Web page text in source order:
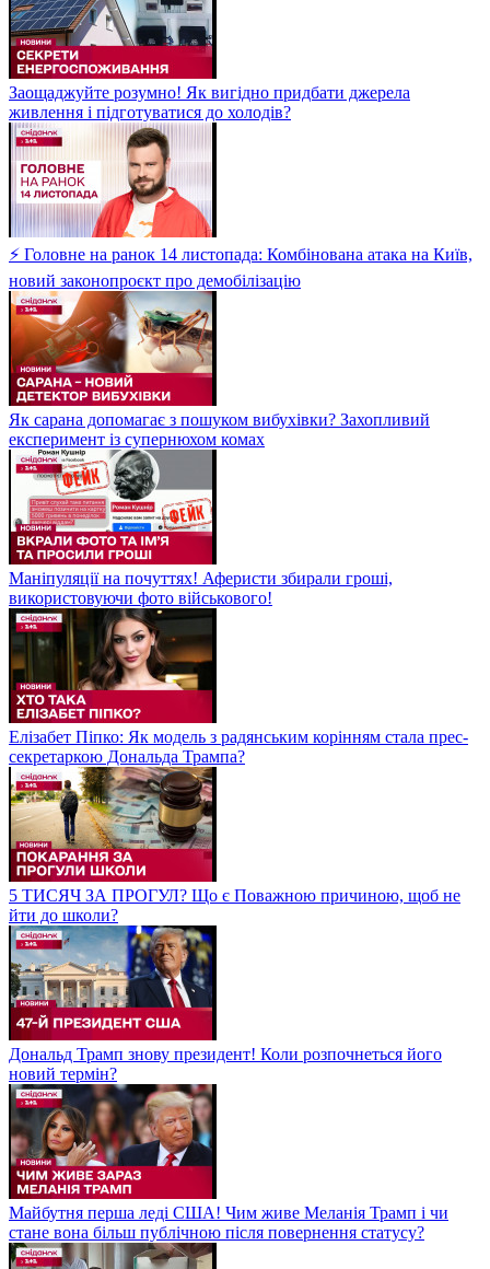
Заощаджуйте розумно! Як вигідно придбати джерела
живлення і підготуватися до холодів?
⚡ Головне на ранок 14 листопада: Комбінована атака на Київ,
новий законопроєкт про демобілізацію
Як сарана допомагає з пошуком вибухівки? Захопливий
експеримент із супернюхом комах
Маніпуляції на почуттях! Аферисти збирали гроші,
використовуючи фото військового!
Елізабет Піпко: Як модель з радянським корінням стала прес-
секретаркою Дональда Трампа?
5 ТИСЯЧ ЗА ПРОГУЛ? Що є Поважною причиною, щоб не
йти до школи?
Дональд Трамп знову президент! Коли розпочнеться його
новий термін?
Майбутня перша леді США! Чим живе Меланія Трамп і чи
стане вона більш публічною після повернення статусу?